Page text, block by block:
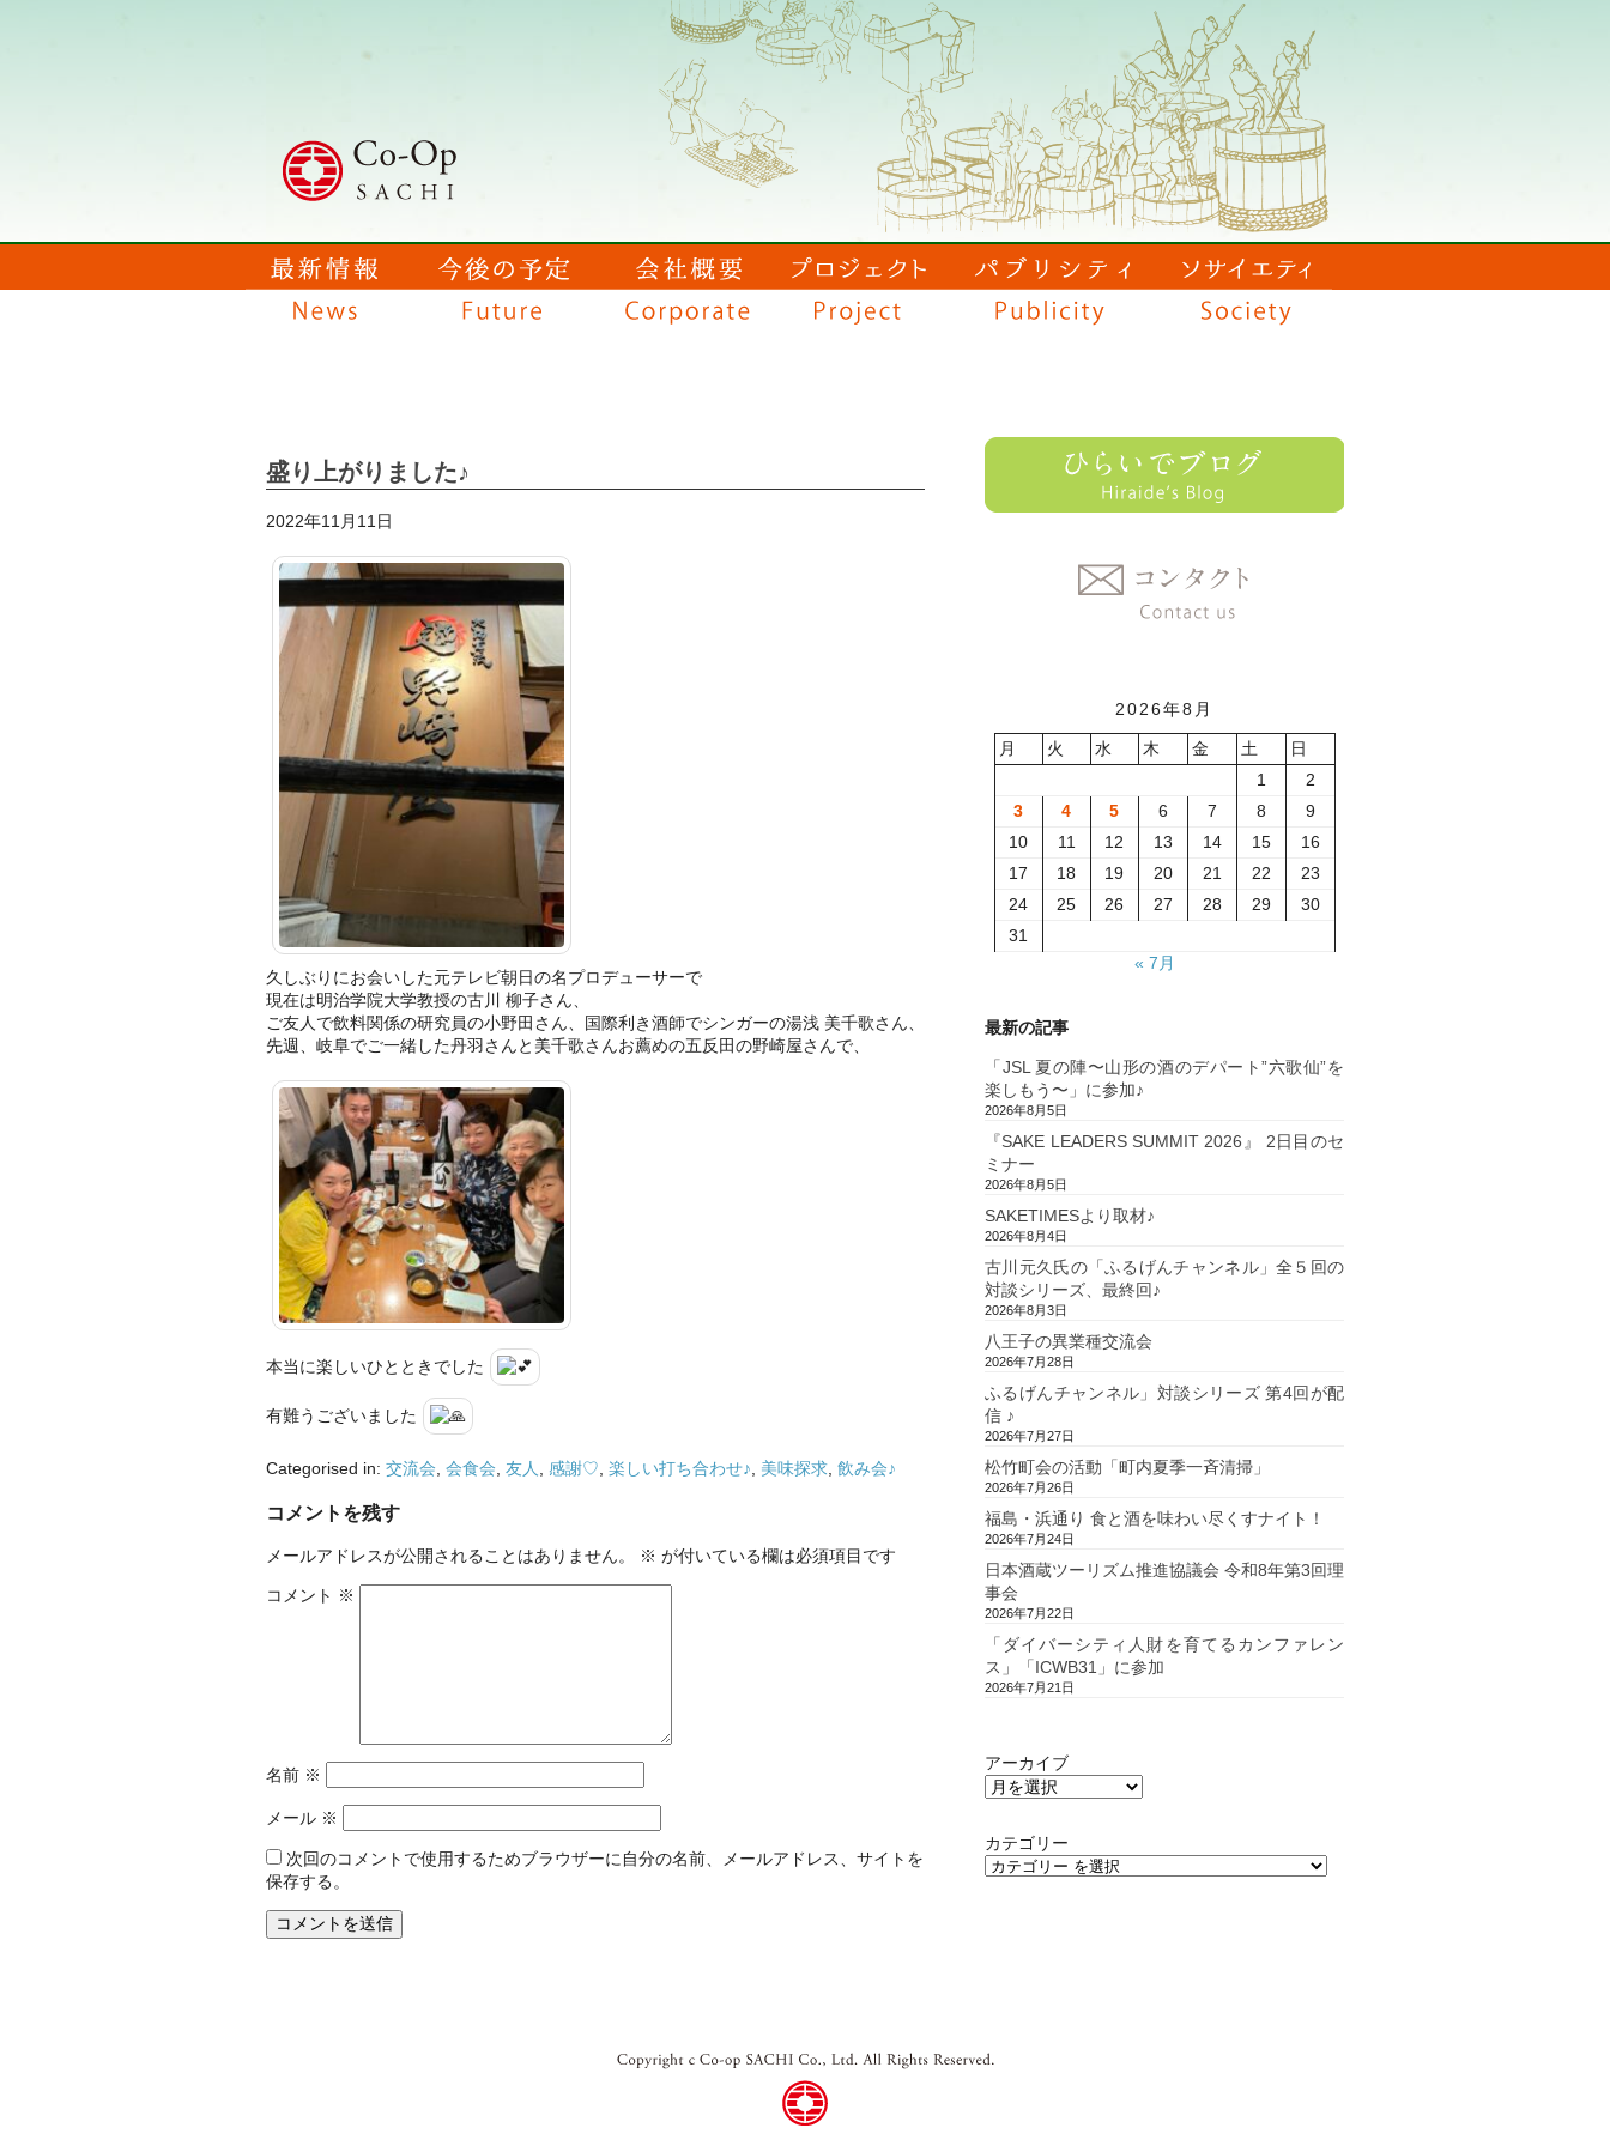
盛り上がりました♪
2022年11月11日
久しぶりにお会いした元テレビ朝日の名プロデューサーで
現在は明治学院大学教授の古川 柳子さん、
ご友人で飲料関係の研究員の小野田さん、国際利き酒師でシンガーの湯浅 美千歌さん、
先週、岐阜でご一緒した丹羽さんと美千歌さんお薦めの五反田の野崎屋さんで、
本当に楽しいひとときでした
有難うございました
Categorised in: 交流会 会食会 友人 感謝♡ 楽しい打ち合わせ♪ 美味探求 飲み会♪
コメントを残す
メールアドレスが公開されることはありません。 ※ が付いている欄は必須項目です
コメント ※
名前 ※
メール ※
次回のコメントで使用するためブラウザーに自分の名前、メールアドレス、サイトを
保存する。
2026年8月
月 火 水 木 金 土
日
1
2
3
4 5 6 7 8
9
10
11 12 13 14 15
16
17
18 19 20 21 22
23
24
25 26 27 28 29
30
31
« 7月
最新の記事
「JSL 夏の陣〜山形の酒のデパート”六歌仙”を
楽しもう〜」に参加♪
2026年8月5日
『SAKE LEADERS SUMMIT 2026』 2日目のセ
ミナー
2026年8月5日
SAKETIMESより取材♪
2026年8月4日
古川元久氏の「ふるげんチャンネル」全５回の
対談シリーズ、最終回♪
2026年8月3日
八王子の異業種交流会
2026年7月28日
ふるげんチャンネル」対談シリーズ 第4回が配
信 ♪
2026年7月27日
松竹町会の活動「町内夏季一斉清掃」
2026年7月26日
福島・浜通り 食と酒を味わい尽くすナイト！
2026年7月24日
日本酒蔵ツーリズム推進協議会 令和8年第3回理
事会
2026年7月22日
「ダイバーシティ人財を育てるカンファレン
ス」「ICWB31」に参加
2026年7月21日
アーカイブ
カテゴリー